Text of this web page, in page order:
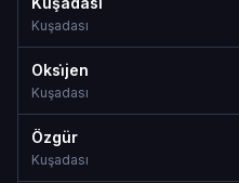
Kuşadası
Oksi̇jen
Kuşadası
Özgür
Kuşadası